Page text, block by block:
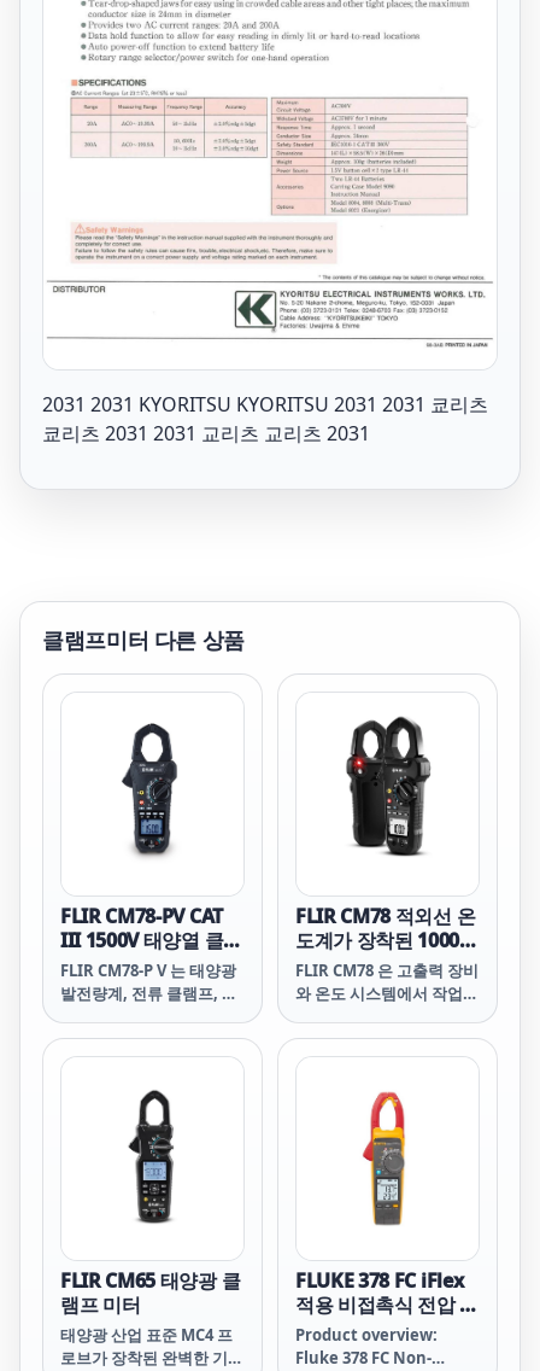
2031 2031 KYORITSU KYORITSU 2031 2031 쿄리츠
쿄리츠 2031 2031 교리츠 교리츠 2031
클램프미터 다른 상품
FLIR CM78-PV CAT
III 1500V 태양열 클램
프 미터
FLIR CM78-P V 는 태양광
발전량계, 전류 클램프, 적
의 신뢰할 수 있는 도구에
결합하여 태양광 설비의 검
사, 유지보수 및 문제 해결
을 더욱 빠르고 효율적으로
수행할 수 있도록 해줍니
FLIR CM78 적외선 온
도계가 장착된 1000
Amp 클램프
FLIR CM78 은 고출력 장비
와 온도 시스템에서 작업하
구가 필요한 전기기술자를
위한 True RMS 산업용 클
FLIR CM65 태양광 클
램프 미터
태양광 산업 표준 MC4 프
로브가 장착된 완벽한 기능
FLUKE 378 FC iFlex
적용 비접촉식 전압 실
효값 AC/DC 클램프
미터
Product overview:
Fluke 378 FC Non-